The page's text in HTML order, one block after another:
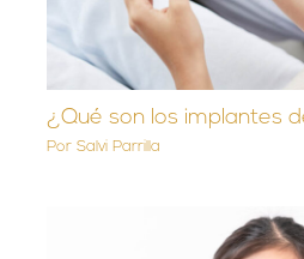
¿Qué son los implantes
PorSalvi Parrilla